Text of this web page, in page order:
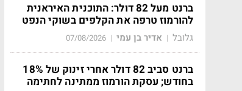
ברנט מעל 82 דולר: התוכנית האיראנית
להורמוז טרפה את הקלפים בשוקי הנפט
גלובל | אדיר בן עמי |
07/08/2026
ברנט סביב 82 דולר אחרי זינוק של 18%
בחודש; עסקת הורמוז ממתינה לחתימה